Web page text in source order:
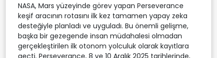
NASA, Mars yüzeyinde görev yapan Perseverance
keşif aracının rotasını ilk kez tamamen yapay zeka
desteğiyle planladı ve uyguladı. Bu önemli gelişme,
başka bir gezegende insan müdahalesi olmadan
gerçekleştirilen ilk otonom yolculuk olarak kayıtlara
geçti. Perseverance, 8 ve 10 Aralık 2025 tarihlerinde,